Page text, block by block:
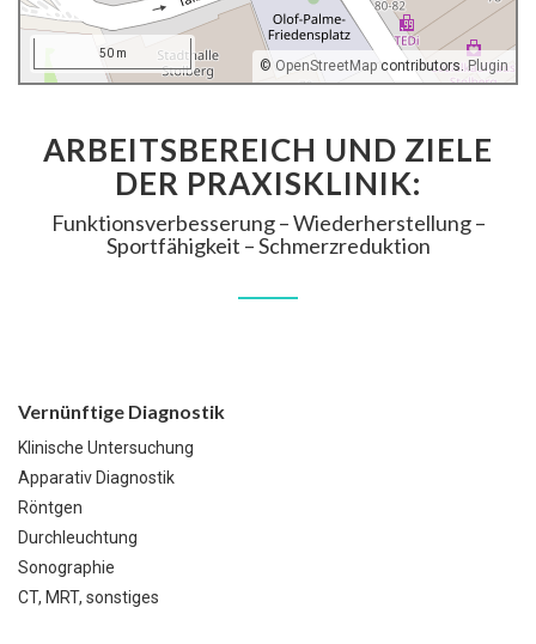
© OpenStreetMap contributors.Plugin
50 m
ARBEITSBEREICH UND ZIELE
DER PRAXISKLINIK:
Funktionsverbesserung – Wiederherstellung –
Sportfähigkeit – Schmerzreduktion
Vernünftige Diagnostik
Klinische Untersuchung
Apparativ Diagnostik
Röntgen
Durchleuchtung
Sonographie
CT, MRT, sonstiges